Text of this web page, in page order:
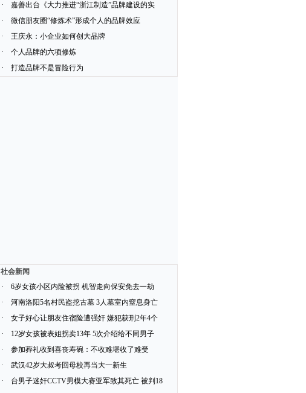
·
嘉善出台《大力推进“浙江制造”品牌建设的实
·
微信朋友圈“修炼术”形成个人的品牌效应
·
王庆永：小企业如何创大品牌
·
个人品牌的六项修炼
·
打造品牌不是冒险行为
社会新闻
·
6岁女孩小区内险被拐 机智走向保安免去一劫
·
河南洛阳5名村民盗挖古墓 3人墓室内窒息身亡
·
女子好心让朋友住宿险遭强奸 嫌犯获刑2年4个
·
12岁女孩被表姐拐卖13年 5次介绍给不同男子
·
参加葬礼收到喜丧寿碗：不收难堪收了难受
·
武汉42岁大叔考回母校再当大一新生
·
台男子迷奸CCTV男模大赛亚军致其死亡 被判18